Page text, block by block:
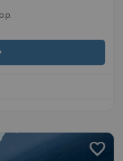
p.p.
favorite